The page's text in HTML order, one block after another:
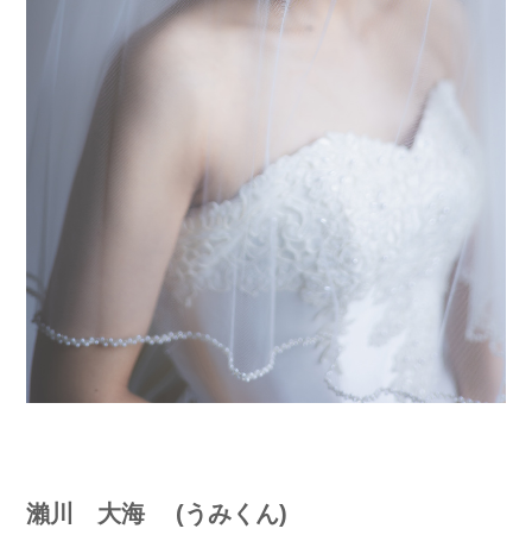
瀨川 大海 (うみくん)